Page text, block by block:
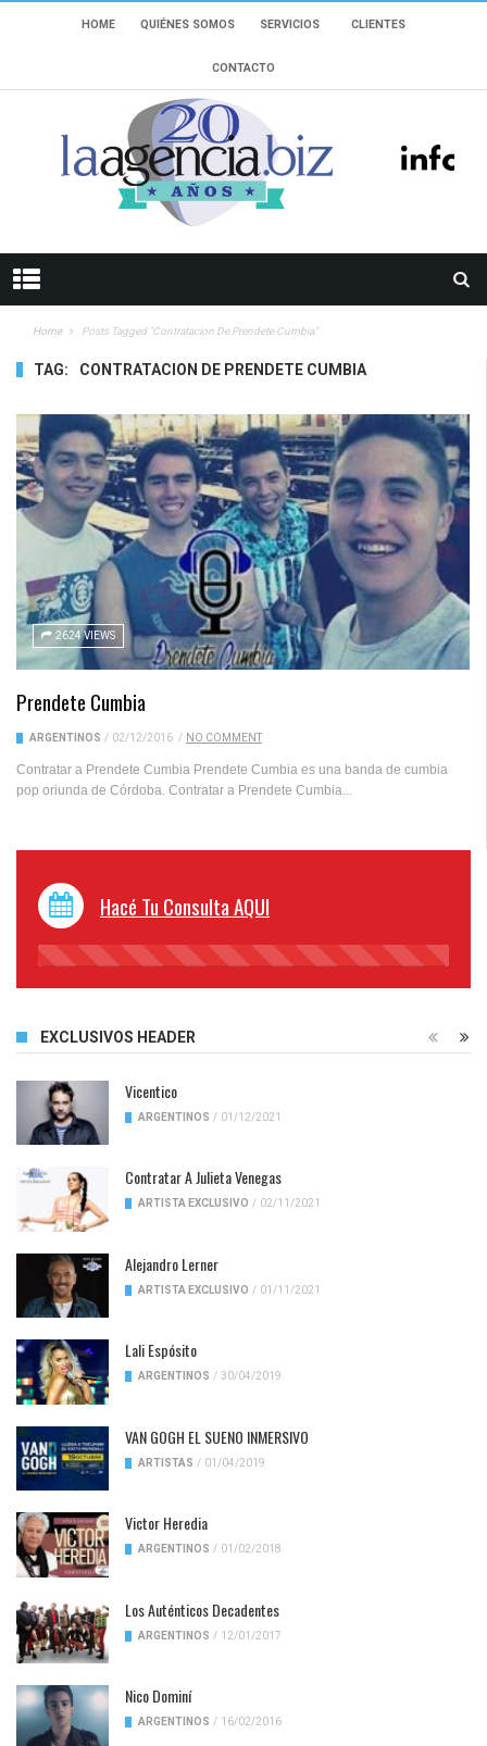
HOME QUIÉNES SOMOS SERVICIOS CLIENTES
CONTACTO
Home Posts Tagged "contratacion De Prendete Cumbia"
TAG: CONTRATACION DE PRENDETE CUMBIA
2624 VIEWS
Prendete Cumbia
ARGENTINOS / 02/12/2016 / NO COMMENT
Contratar a Prendete Cumbia Prendete Cumbia es una banda de cumbia
pop oriunda de Córdoba. Contratar a Prendete Cumbia...
Hacé Tu Consulta AQUI
45%
EXCLUSIVOS HEADER
Vicentico
ARGENTINOS / 01/12/2021
Contratar A Julieta Venegas
ARTISTA EXCLUSIVO / 02/11/2021
Alejandro Lerner
ARTISTA EXCLUSIVO / 01/11/2021
Lali Espósito
ARGENTINOS / 30/04/2019
VAN GOGH EL SUENO INMERSIVO
ARTISTAS / 01/04/2019
Victor Heredia
ARGENTINOS / 01/02/2018
Los Auténticos Decadentes
ARGENTINOS / 12/01/2017
Nico Dominí
ARGENTINOS / 16/02/2016